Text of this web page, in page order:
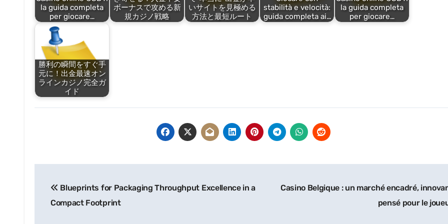
la guida completa
per giocare…
ボーナスで攻める新
規カジノ戦略
いサイトを見極める
方法と最短ルート
stabilità e velocità:
guida completa ai…
la guida completa
per giocare…
勝利の瞬間をすぐ手
元に！出金最速オン
ラインカジノ完全ガ
イド
navigation
Blueprints for Packaging Throughput Excellence in a
Compact Footprint
Casino Belgique : un marché encadré,
pensé pour le